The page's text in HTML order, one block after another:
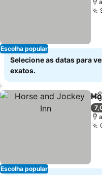
Escolha popular
Selecione as datas para
exatos.
Escolha popular